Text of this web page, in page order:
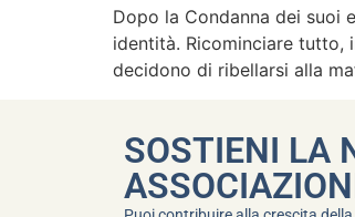
Dopo la Condanna dei suoi
identità. Ricominciare tutto,
decidono di ribellarsi alla
SOSTIENI LA